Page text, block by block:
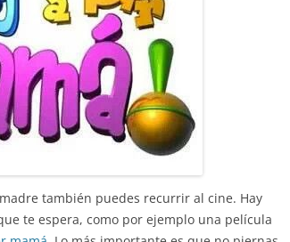
también puedes recurrir al cine. Hay
te espera, como por ejemplo una película